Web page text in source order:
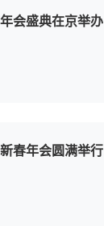
会盛典在京举办
春年会圆满举行